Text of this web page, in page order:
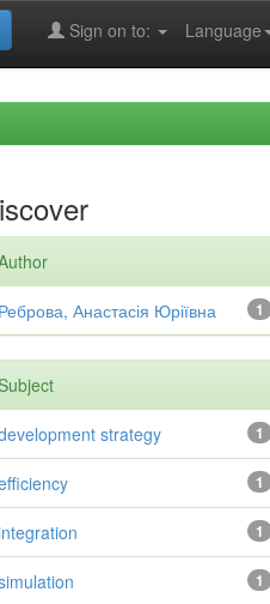
Language
Sign on to:
1
Реброва, Анастасія Юріївна
1
strategy
1
1
1